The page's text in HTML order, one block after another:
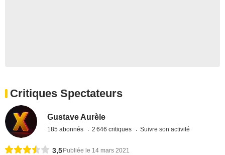
Critiques Spectateurs
Gustave Aurèle
185 abonnés 2 646 critiques Suivre son activité
3,5Publiée le 14 mars 2021